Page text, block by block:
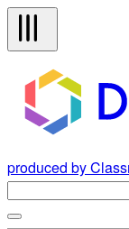
produced by